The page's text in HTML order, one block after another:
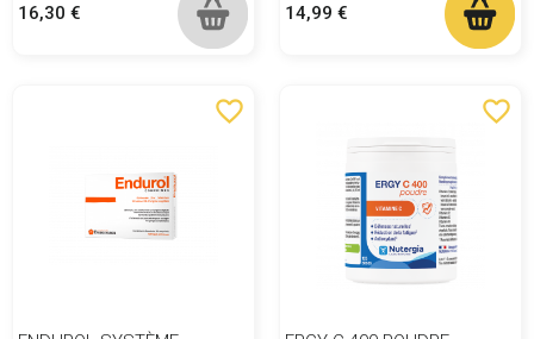
Prix
16,30 € Prix
14,99 €
favorite_border favorite_border